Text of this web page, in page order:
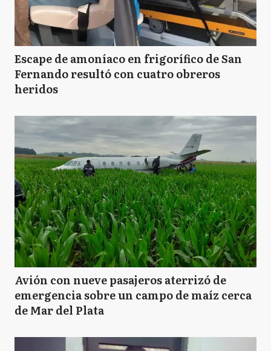
Escape de amoníaco en frigorífico de San
Fernando resultó con cuatro obreros
heridos
Avión con nueve pasajeros aterrizó de
emergencia sobre un campo de maíz cerca
de Mar del Plata